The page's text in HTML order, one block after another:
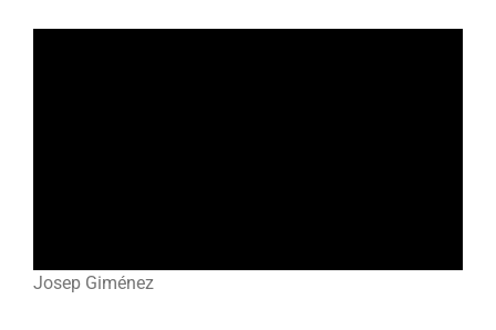
Josep Giménez